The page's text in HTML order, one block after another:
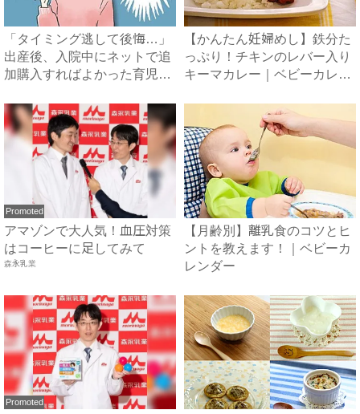
「タイミング逃して後悔…」
出産後、入院中にネットで追
加購入すればよかった育児グ
【かんたん妊婦めし】鉄分た
っぷり！チキンのレバー入り
キーマカレー｜ベビーカレン
Promoted
アマゾンで大人気！血圧対策
はコーヒーに足してみて
森永乳業
【月齢別】離乳食のコツとヒ
ントを教えます！｜ベビーカ
レンダー
Promoted